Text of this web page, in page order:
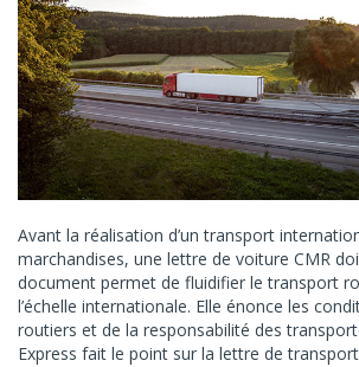
Avant la réalisation d’un transport
marchandises, une lettre de voiture CMR
document permet de fluidifier le transport
l’échelle internationale. Elle énonce les
routiers et de la responsabilité des
Express fait le point sur la lettre de transport